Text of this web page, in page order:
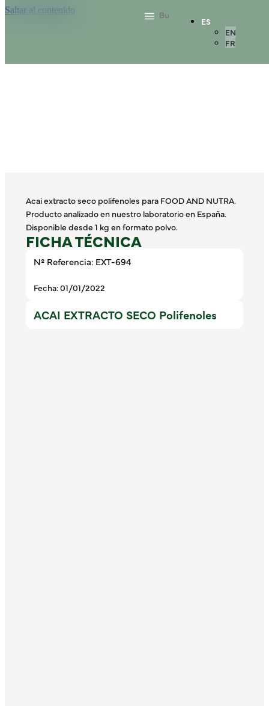
Saltar al contenido
ES
EN
FR
Acai extracto seco polifenoles para FOOD AND NUTRA.
Producto analizado en nuestro laboratorio en España.
Disponible desde 1 kg en formato polvo.
FICHA TÉCNICA
Nº Referencia: EXT-694
Fecha: 01/01/2022
ACAI EXTRACTO SECO Polifenoles